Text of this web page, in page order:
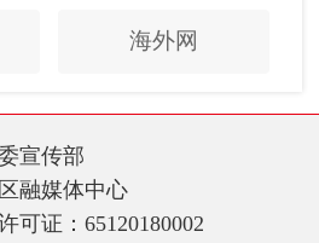
海外网
宣传部
融媒体中心
可证：65120180002